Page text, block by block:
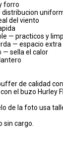
forro
del viento
— practicos y
— espacio extra
— sella el calor
de calidad
el buzo
de la foto usa
sin cargo.